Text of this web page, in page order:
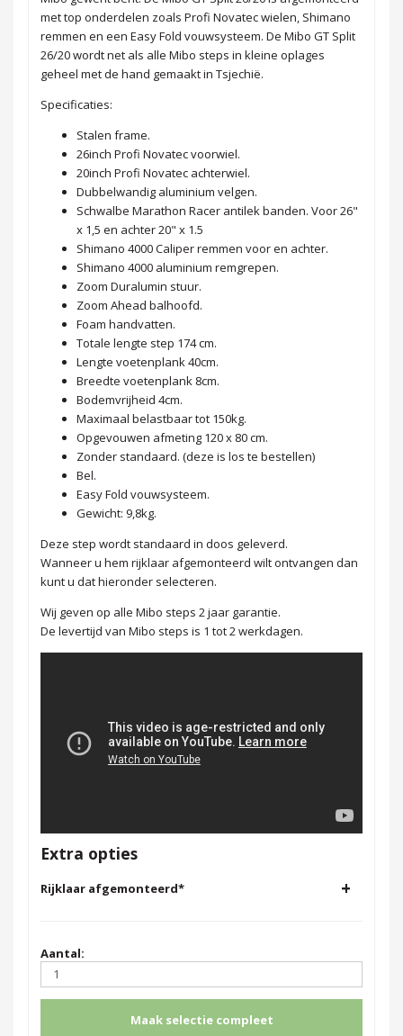
met top onderdelen zoals Profi Novatec wielen, Shimano
remmen en een Easy Fold vouwsysteem. De Mibo GT Split
26/20 wordt net als alle Mibo steps in kleine oplages
geheel met de hand gemaakt in Tsjechië.
Specificaties:
Stalen frame.
26inch Profi Novatec voorwiel.
20inch Profi Novatec achterwiel.
Dubbelwandig aluminium velgen.
Schwalbe Marathon Racer antilek banden. Voor 26"
x 1,5 en achter 20" x 1.5
Shimano 4000 Caliper remmen voor en achter.
Shimano 4000 aluminium remgrepen.
Zoom Duralumin stuur.
Zoom Ahead balhoofd.
Foam handvatten.
Totale lengte step 174 cm.
Lengte voetenplank 40cm.
Breedte voetenplank 8cm.
Bodemvrijheid 4cm.
Maximaal belastbaar tot 150kg.
Opgevouwen afmeting 120 x 80 cm.
Zonder standaard. (deze is los te bestellen)
Bel.
Easy Fold vouwsysteem.
Gewicht: 9,8kg.
Deze step wordt standaard in doos geleverd.
Wanneer u hem rijklaar afgemonteerd wilt ontvangen dan
kunt u dat hieronder selecteren.
Wij geven op alle Mibo steps 2 jaar garantie.
De levertijd van Mibo steps is 1 tot 2 werkdagen.
Extra opties
Rijklaar afgemonteerd* +
Aantal:
Maak selectie compleet